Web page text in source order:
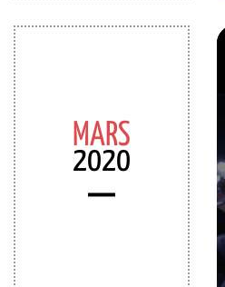
MARS
2020